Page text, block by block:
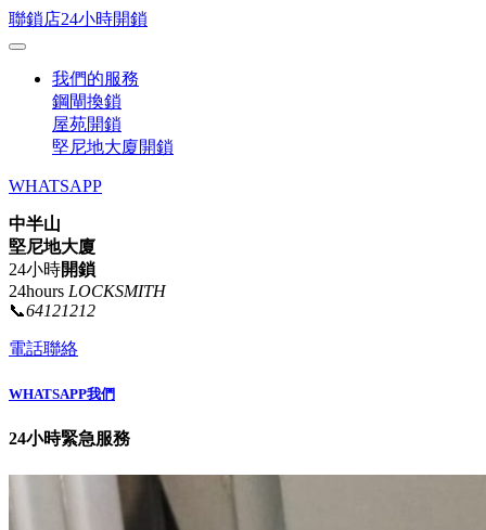
聯鎖店24小時開鎖
我們的服務
鋼閘換鎖
屋苑開鎖
堅尼地大廈開鎖
WHATSAPP
中半山
堅尼地大廈
24小時開鎖
24hours LOCKSMITH
📞64121212
電話聯絡
WHATSAPP我們
24小時緊急服務